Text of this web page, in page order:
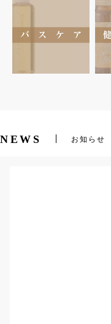
NEWS お知らせ